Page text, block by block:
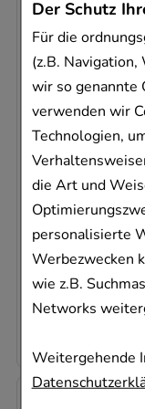
Der Schutz
Für die
(z.B.
wir so genannte
verwenden wir
Technologien,
die Art und
personalisierte
Werbezwecken
wie z.B.
Networks
Weitergehende
Dieses
AVP: 18,02 €²
127,80 €pro 1 l